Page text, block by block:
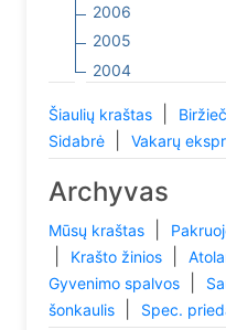
2006
2005
2004
Šiaulių kraštas
Sidabrė Vakarų
Archyvas
Mūsų kraštas
Krašto žinios
Gyvenimo spalvos
šonkaulis
Spec.